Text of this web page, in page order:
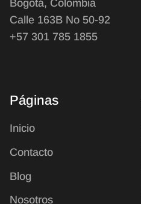
Bogotá, Colombia
Calle 163B No 50-92
+57 301 785 1855
Páginas
Inicio
Contacto
Blog
Nosotros